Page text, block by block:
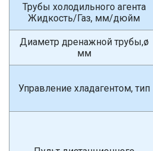
Трубы холодильного агента
Жидкость/Газ, мм/дюйм
Диаметр дренажной трубы,ø
мм
Управление хладагентом, тип